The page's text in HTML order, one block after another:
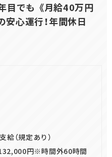
パート採用
イ
ト
目でも 《月給40万円
心運行！年間休日
（規定あり）
円※時間外60時間